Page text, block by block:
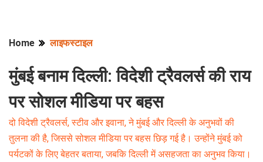
Home लाइफस्टाइल
मुंबई बनाम दिल्ली: विदेशी ट्रैवलर्स की राय
पर सोशल मीडिया पर बहस
दो विदेशी ट्रैवलर्स, स्टीव और इवाना, ने मुंबई और दिल्ली के अनुभवों की
तुलना की है, जिससे सोशल मीडिया पर बहस छिड़ गई है। उन्होंने मुंबई को
पर्यटकों के लिए बेहतर बताया, जबकि दिल्ली में असहजता का अनुभव किया।